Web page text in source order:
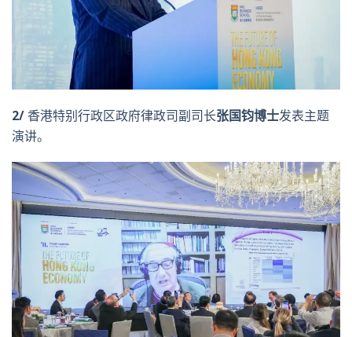
2/ 香港特别行政区政府律政司副司长张国钧博士发表主题
演讲。